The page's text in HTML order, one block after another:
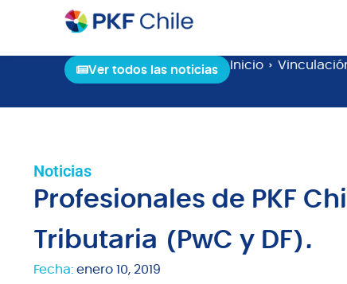
Ver todos las noticias Inicio
Noticias
Profesionales de PKF
Tributaria (PwC y DF).
Fecha: enero 10, 2019